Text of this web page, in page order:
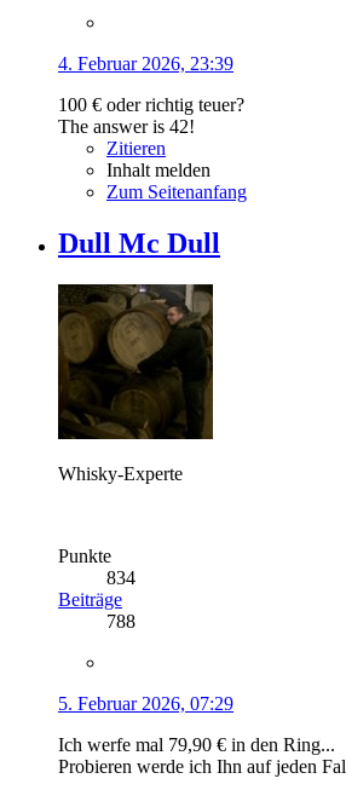
4. Februar 2026, 23:39
100 € oder richtig teuer?
The answer is 42!
Zitieren
Inhalt melden
Zum Seitenanfang
Dull Mc Dull
Whisky-Experte
Punkte
834
Beiträge
788
5. Februar 2026, 07:29
Ich werfe mal 79,90 € in den Ring...
Probieren werde ich Ihn auf jeden